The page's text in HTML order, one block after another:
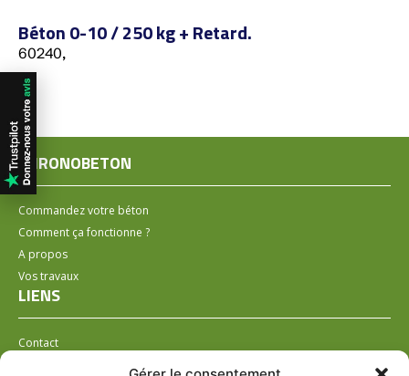
Béton 0-10 / 250 kg + Retard.
60240,
CHRONOBETON
Commandez votre béton
Comment ça fonctionne ?
A propos
Vos travaux
LIENS
Contact